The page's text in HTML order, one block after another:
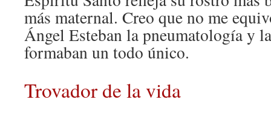
más maternal. Creo que no me
Ángel Esteban la pneumatología y
formaban un todo único.
Trovador de la vida